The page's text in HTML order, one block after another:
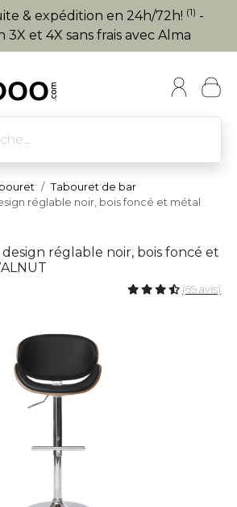
& expédition en 24h/72h! (1) -
3X et 4X sans frais avec Alma
Tabouret de bar
réglable noir, bois foncé et métal
réglable noir, bois foncé et
(69 avis)